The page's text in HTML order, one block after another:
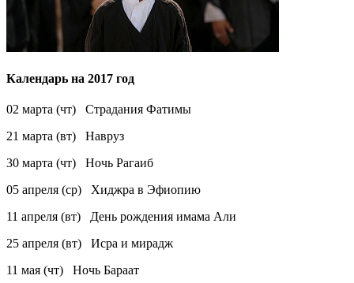
Календарь на 2017 год
02 марта (чт) Страдания Фатимы
21 марта (вт) Навруз
30 марта (чт) Ночь Рагаиб
05 апреля (ср) Хиджра в Эфиопию
11 апреля (вт) День рождения имама Али
25 апреля (вт) Исра и мирадж
11 мая (чт) Ночь Бараат